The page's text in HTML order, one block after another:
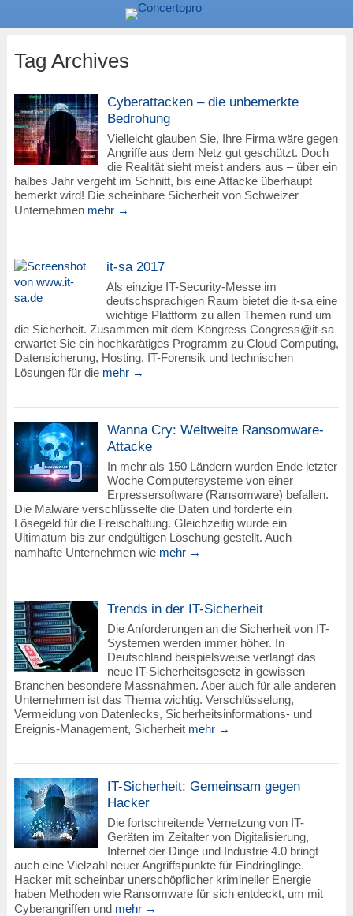
Tag Archives
Cyberattacken – die unbemerkte
Bedrohung
Vielleicht glauben Sie, Ihre Firma wäre gegen
Angriffe aus dem Netz gut geschützt. Doch
die Realität sieht meist anders aus – über ein
halbes Jahr vergeht im Schnitt, bis eine Attacke überhaupt
bemerkt wird! Die scheinbare Sicherheit von Schweizer
Unternehmen mehr →
it-sa 2017
Als einzige IT-Security-Messe im
deutschsprachigen Raum bietet die it-sa eine
wichtige Plattform zu allen Themen rund um
die Sicherheit. Zusammen mit dem Kongress Congress@it-sa
erwartet Sie ein hochkarätiges Programm zu Cloud Computing,
Datensicherung, Hosting, IT-Forensik und technischen
Lösungen für die mehr →
Wanna Cry: Weltweite Ransomware-
Attacke
In mehr als 150 Ländern wurden Ende letzter
Woche Computersysteme von einer
Erpressersoftware (Ransomware) befallen.
Die Malware verschlüsselte die Daten und forderte ein
Lösegeld für die Freischaltung. Gleichzeitig wurde ein
Ultimatum bis zur endgültigen Löschung gestellt. Auch
namhafte Unternehmen wie mehr →
Trends in der IT-Sicherheit
Die Anforderungen an die Sicherheit von IT-
Systemen werden immer höher. In
Deutschland beispielsweise verlangt das
neue IT-Sicherheitsgesetz in gewissen
Branchen besondere Massnahmen. Aber auch für alle anderen
Unternehmen ist das Thema wichtig. Verschlüsselung,
Vermeidung von Datenlecks, Sicherheitsinformations- und
Ereignis-Management, Sicherheit mehr →
IT-Sicherheit: Gemeinsam gegen
Hacker
Die fortschreitende Vernetzung von IT-
Geräten im Zeitalter von Digitalisierung,
Internet der Dinge und Industrie 4.0 bringt
auch eine Vielzahl neuer Angriffspunkte für Eindringlinge.
Hacker mit scheinbar unerschöpflicher krimineller Energie
haben Methoden wie Ransomware für sich entdeckt, um mit
Cyberangriffen und mehr →